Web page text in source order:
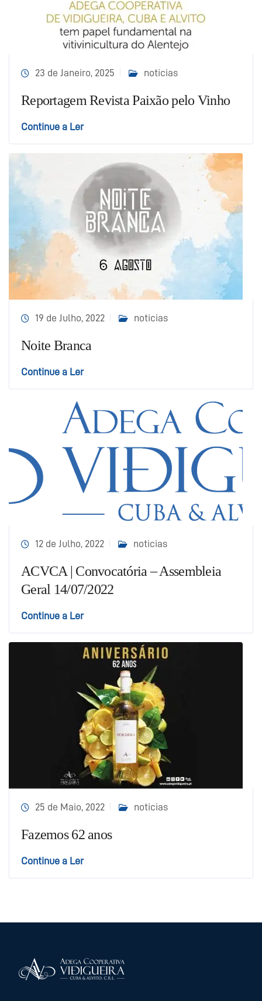
23 de Janeiro, 2025 noticias
Reportagem Revista Paixão pelo Vinho
Continue a Ler
19 de Julho, 2022 noticias
Noite Branca
Continue a Ler
12 de Julho, 2022 noticias
ACVCA | Convocatória – Assembleia
Geral 14/07/2022
Continue a Ler
25 de Maio, 2022 noticias
Fazemos 62 anos
Continue a Ler